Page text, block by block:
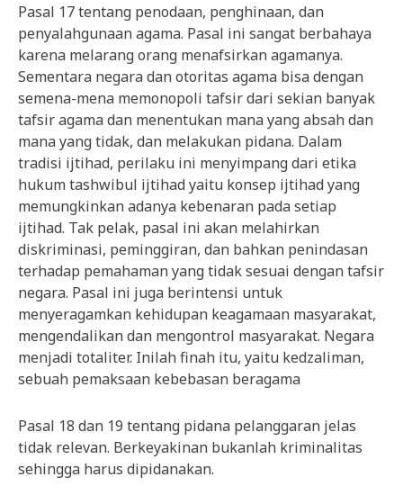
Pasal 17 tentang penodaan, penghinaan, dan
penyalahgunaan agama. Pasal ini sangat berbahaya
karena melarang orang menafsirkan agamanya.
Sementara negara dan otoritas agama bisa dengan
semena-mena memonopoli tafsir dari sekian banyak
tafsir agama dan menentukan mana yang absah dan
mana yang tidak, dan melakukan pidana. Dalam
tradisi ijtihad, perilaku ini menyimpang dari etika
hukum tashwibul ijtihad yaitu konsep ijtihad yang
memungkinkan adanya kebenaran pada setiap
ijtihad. Tak pelak, pasal ini akan melahirkan
diskriminasi, peminggiran, dan bahkan penindasan
terhadap pemahaman yang tidak sesuai dengan tafsir
negara. Pasal ini juga berintensi untuk
menyeragamkan kehidupan keagamaan masyarakat,
mengendalikan dan mengontrol masyarakat. Negara
menjadi totaliter. Inilah finah itu, yaitu kedzaliman,
sebuah pemaksaan kebebasan beragama
Pasal 18 dan 19 tentang pidana pelanggaran jelas
tidak relevan. Berkeyakinan bukanlah kriminalitas
sehingga harus dipidanakan.